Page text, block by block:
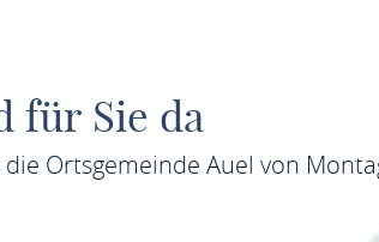
für Sie da
Ortsgemeinde Auel von